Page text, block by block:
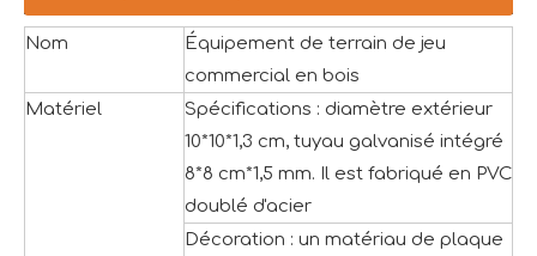
Nom
Équipement de terrain de jeu
commercial en bois
Matériel
Spécifications : diamètre extérieur
10*10*1,3 cm, tuyau galvanisé intégré
8*8 cm*1,5 mm. Il est fabriqué en PVC
doublé d'acier
Décoration : un matériau de plaque